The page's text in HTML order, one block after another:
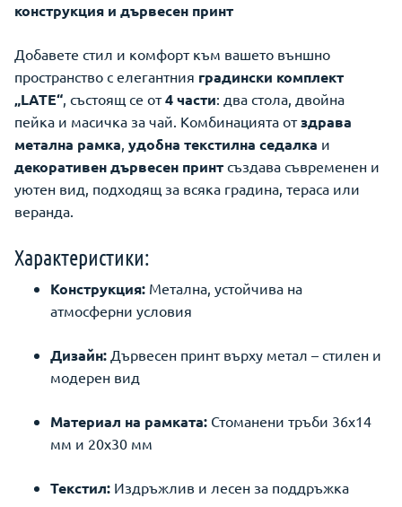
конструкция и дървесен принт
Добавете стил и комфорт към вашето външно
пространство с елегантния градински комплект
„LATE“, състоящ се от4 части: два стола, двойна
пейка и масичка за чай. Комбинацията отздрава
метална рамка, удобна текстилна седалка и
декоративен дървесен принт създава съвременен и
уютен вид, подходящ за всяка градина, тераса или
веранда.
Характеристики:
Конструкция: Метална, устойчива на
атмосферни условия
Дизайн: Дървесен принт върху метал – стилен и
модерен вид
Материал на рамката: Стоманени тръби 36x14
мм и 20x30 мм
Текстил: Издръжлив и лесен за поддръжка